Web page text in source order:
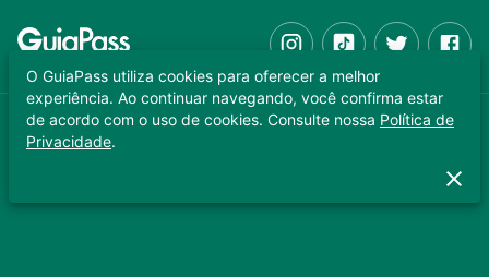
GUIAPASS TECNOLOGIA LTDA. CNPJ 37.989.806/0001-64
Copyright © 2025 - Todos os direitos reservados
O GuiaPass utiliza cookies para oferecer a melhor
experiência. Ao continuar navegando, você confirma estar
de acordo com o uso de cookies. Consulte nossa Política de
Privacidade.